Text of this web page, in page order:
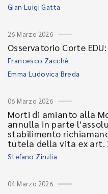
Gian Luigi Gatta
26 Marzo 2026
Osservatorio Corte
Francesco Zacchè
Emma Ludovica Breda
06 Marzo 2026
Morti di amianto alla
annulla in parte
stabilimento
tutela della vita ex art.
Stefano Zirulia
04 Marzo 2026